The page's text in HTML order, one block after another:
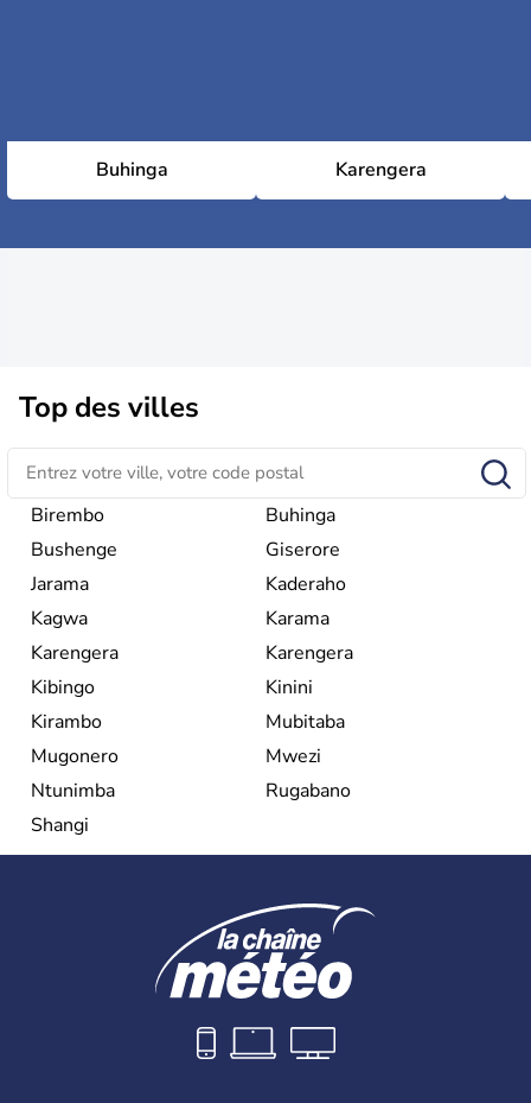
Buhinga Karengera
Top des villes
Birembo
Buhinga
Bushenge
Giserore
Jarama
Kaderaho
Kagwa
Karama
Karengera
Karengera
Kibingo
Kinini
Kirambo
Mubitaba
Mugonero
Mwezi
Ntunimba
Rugabano
Shangi